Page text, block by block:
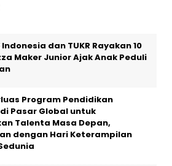
dan TUKR Rayakan 10
Maker Junior Ajak Anak Peduli
Program Pendidikan
Pasar Global untuk
Talenta Masa Depan,
dengan Hari Keterampilan